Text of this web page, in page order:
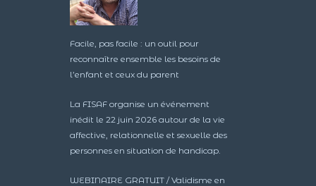
Facile, pas facile : un outil pour
reconnaître ensemble les besoins de
l’enfant et ceux du parent
La FISAF organise un événement
inédit le 22 juin 2026 autour de la vie
affective, relationnelle et sexuelle des
personnes en situation de handicap.
WEBINAIRE GRATUIT / Validisme en